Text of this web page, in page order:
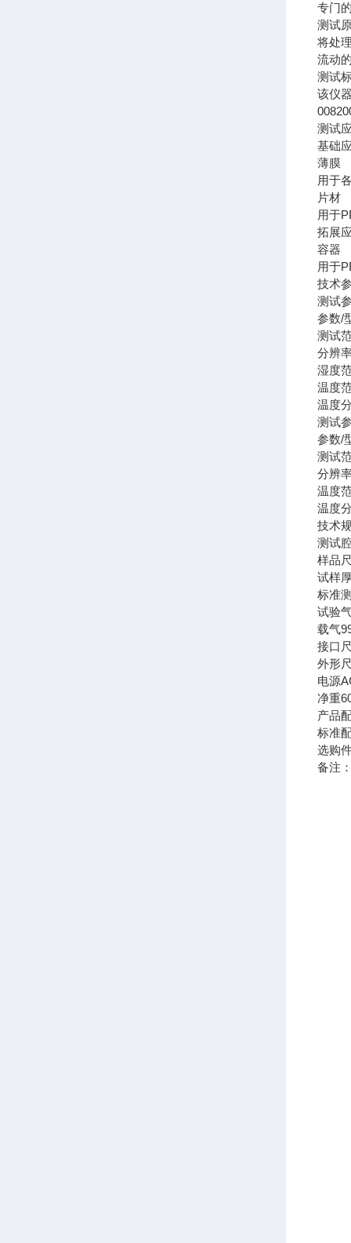
专门
测试
将处
流动
测试
该仪
测试
基础
薄膜
用于
片材
用于
拓展
容器
用于
技术
测试
参数/
测试
分辨
湿度
温度
温度
测试
参数/
测试
分辨
温度
温度
技术
测试
样品
试样
标准
试验
载气
接口
外形
电源
净重
产品
标准
选购
备注